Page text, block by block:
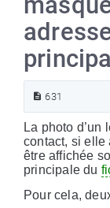
631
La photo d’un
contact, si elle
être affichée
principale du
Pour cela,